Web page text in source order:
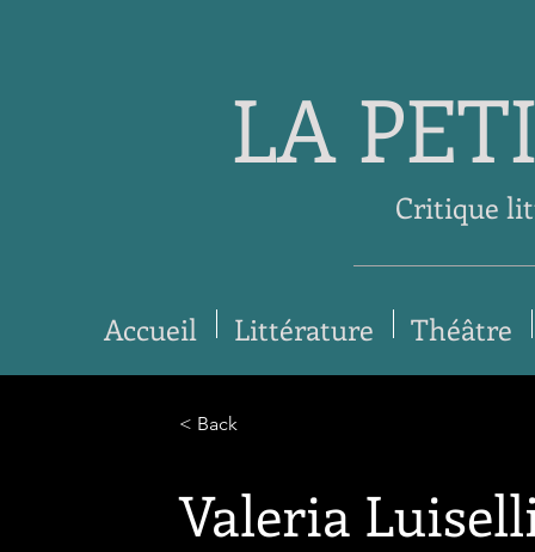
LA
Critique
Accueil Littérature Théâtre
< Back
Valeria